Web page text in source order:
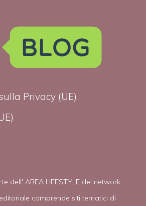
Privacy (UE)
dell' AREA LIFESTYLE del network
comprende siti tematici di